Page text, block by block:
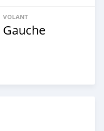
VOLANT
Gauche